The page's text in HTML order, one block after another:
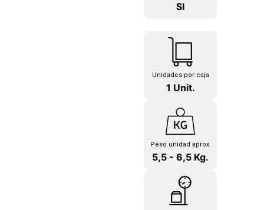
SI
Unidades por caja
1 Unit.
Peso unidad aprox.
5,5 - 6,5 Kg.